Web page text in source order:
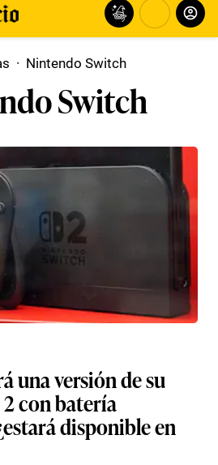
· Nintendo Switch
Switch
una versión de su
con batería
disponible en